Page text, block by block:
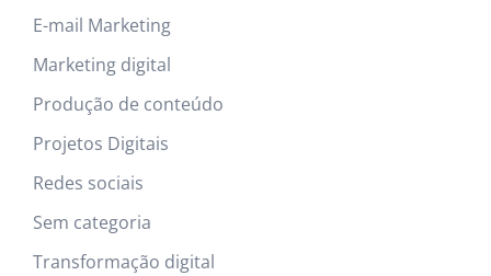
E-mail Marketing
Marketing digital
Produção de conteúdo
Projetos Digitais
Redes sociais
Sem categoria
Transformação digital